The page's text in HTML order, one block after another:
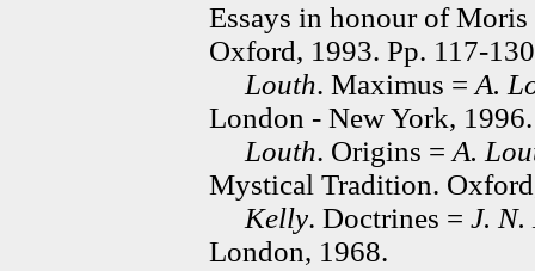
Essays in honour of
Oxford, 1993. Pp. 117-
Louth. Maximus = A.
London - New York, 1996.
Louth. Origins = A.
Mystical Tradition.
Kelly. Doctrines = J. N.
London, 1968.